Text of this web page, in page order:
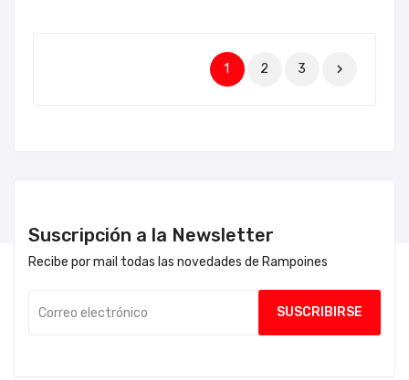
1 2 3 
Suscripción a la Newsletter
Recibe por mail todas las novedades de Rampoines